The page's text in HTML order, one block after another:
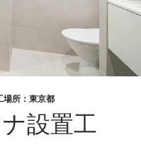
場所：東京都
設置工